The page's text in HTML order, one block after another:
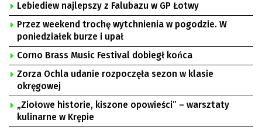
Lebiediew najlepszy z Falubazu w GP Łotwy
Przez weekend trochę wytchnienia w pogodzie. W
poniedziałek burze i upał
Corno Brass Music Festival dobiegł końca
Zorza Ochla udanie rozpoczęła sezon w klasie
okręgowej
„Ziołowe historie, kiszone opowieści” – warsztaty
kulinarne w Krępie